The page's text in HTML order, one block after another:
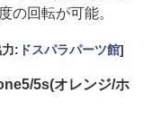
の回転が可能。
: ドスパラパーツ館]
5s(オレンジ/ホ